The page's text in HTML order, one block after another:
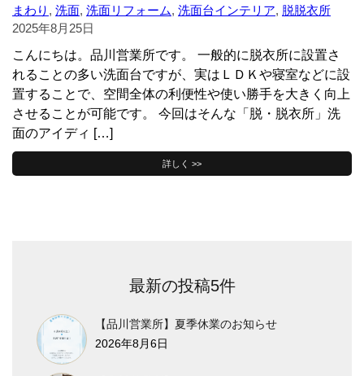
まわり , 洗面, 洗面リフォーム, 洗面台インテリア, 脱脱衣所
2025年8月25日
こんにちは。品川営業所です。 一般的に脱衣所に設置さ
れることの多い洗面台ですが、実はＬＤＫや寝室などに設
置することで、空間全体の利便性や使い勝手を大きく向上
させることが可能です。 今回はそんな「脱・脱衣所」洗
面のアイディ […]
詳しく >>
最新の投稿5件
【品川営業所】夏季休業のお知らせ
2026年8月6日